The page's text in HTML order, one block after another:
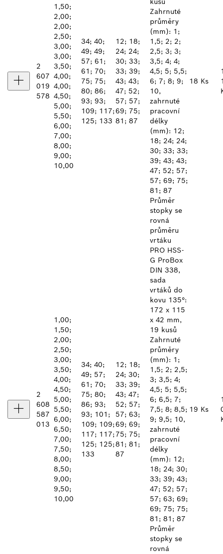
2
607
019
578
1,50;
2,00;
2,00;
2,50;
3,00;
3,00;
3,50;
4,00;
4,00;
4,50;
5,00;
5,50;
6,00;
7,00;
8,00;
9,00;
10,00
34; 40;
49; 49;
57; 61;
61; 70;
75; 75;
80; 86;
93; 93;
109; 117;
125; 133
12; 18;
24; 24;
30; 33;
33; 39;
43; 43;
47; 52;
57; 57;
69; 75;
81; 87
Zahrnuté
průměry
(mm): 1;
1,5; 2; 2;
2,5; 3; 3;
3,5; 4; 4;
4,5; 5; 5,5;
6; 7; 8; 9;
10,
zahrnuté
pracovní
délky
(mm): 12;
18; 24; 24;
30; 33; 33;
39; 43; 43;
47; 52; 57;
57; 69; 75;
81; 87
Průměr
stopky se
rovná
průměru
vrtáku
18 Ks
2
608
587
013
1,00;
1,50;
2,00;
2,50;
3,00;
3,50;
4,00;
4,50;
5,00;
5,50;
6,00;
6,50;
7,00;
7,50;
8,00;
8,50;
9,00;
9,50;
10,00
34; 40;
49; 57;
61; 70;
75; 80;
86; 93;
93; 101;
109; 109;
117; 117;
125; 125;
133
12; 18;
24; 30;
33; 39;
43; 47;
52; 57;
57; 63;
69; 69;
75; 75;
81; 81;
87
PRO HSS-
G ProBox
DIN 338,
sada
vrtáků do
kovu 135°:
172 x 115
x 42 mm,
19 kusů
Zahrnuté
průměry
(mm): 1;
1,5; 2; 2,5;
3; 3,5; 4;
4,5; 5; 5,5;
6; 6,5; 7;
7,5; 8; 8,5;
9; 9,5; 10,
zahrnuté
pracovní
délky
(mm): 12;
18; 24; 30;
33; 39; 43;
47; 52; 57;
57; 63; 69;
69; 75; 75;
81; 81; 87
Průměr
stopky se
rovná
19 Ks